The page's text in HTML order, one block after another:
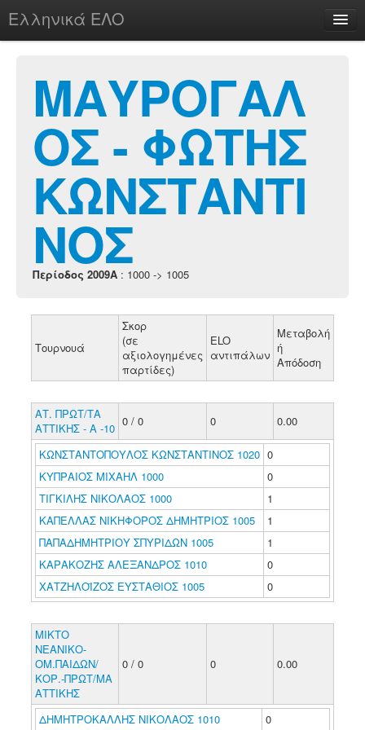
Ελληνικά ΕΛΟ
chesstu.be @ discord
Login
ΜΑΥΡΟΓΑΛ
ΟΣ - ΦΩΤΗΣ
ΚΩΝΣΤΑΝΤΙ
ΝΟΣ
Περίοδος 2009A : 1000 -> 1005
Τουρνουά
Σκορ
(σε
αξιολογημένες
παρτίδες)
ELO
αντιπάλων
Μεταβολή
ή
Απόδοση
ΑΤ. ΠΡΩΤ/ΤΑ
ΑΤΤΙΚΗΣ - Α -10 0 / 0 0 0.00
ΚΩΝΣΤΑΝΤΟΠΟΥΛΟΣ ΚΩΝΣΤΑΝΤΙΝΟΣ 1020 0
ΚΥΠΡΑΙΟΣ ΜΙΧΑΗΛ 1000
0
ΤΙΓΚΙΛΗΣ ΝΙΚΟΛΑΟΣ 1000
1
ΚΑΠΕΛΛΑΣ ΝΙΚΗΦΟΡΟΣ ΔΗΜΗΤΡΙΟΣ 1005
1
ΠΑΠΑΔΗΜΗΤΡΙΟΥ ΣΠΥΡΙΔΩΝ 1005
1
ΚΑΡΑΚΟΖΗΣ ΑΛΕΞΑΝΔΡΟΣ 1010
0
ΧΑΤΖΗΛΟΪΖΟΣ ΕΥΣΤΑΘΙΟΣ 1005
0
ΜΙΚΤΟ
ΝΕΑΝΙΚΟ-
ΟΜ.ΠΑΙΔΩΝ/
ΚΟΡ.-ΠΡΩΤ/ΜΑ
ΑΤΤΙΚΗΣ
0 / 0 0 0.00
ΔΗΜΗΤΡΟΚΑΛΛΗΣ ΝΙΚΟΛΑΟΣ 1010 0